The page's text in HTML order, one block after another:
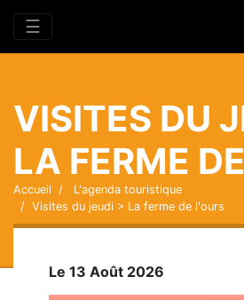
☰
VISITES DU
LA FERME
Accueil
L'agenda touristique
Visites du jeudi > La ferme de l'ours
Le 13 Août 2026